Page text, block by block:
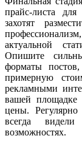
прайс-листа
захотят
актуальной
Опишите
форматы
примерную
рекламными
вашей площадке
цены.
всегда
возможностях.